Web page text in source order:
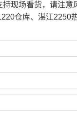
现场看货，请注
仓库、湛江2250